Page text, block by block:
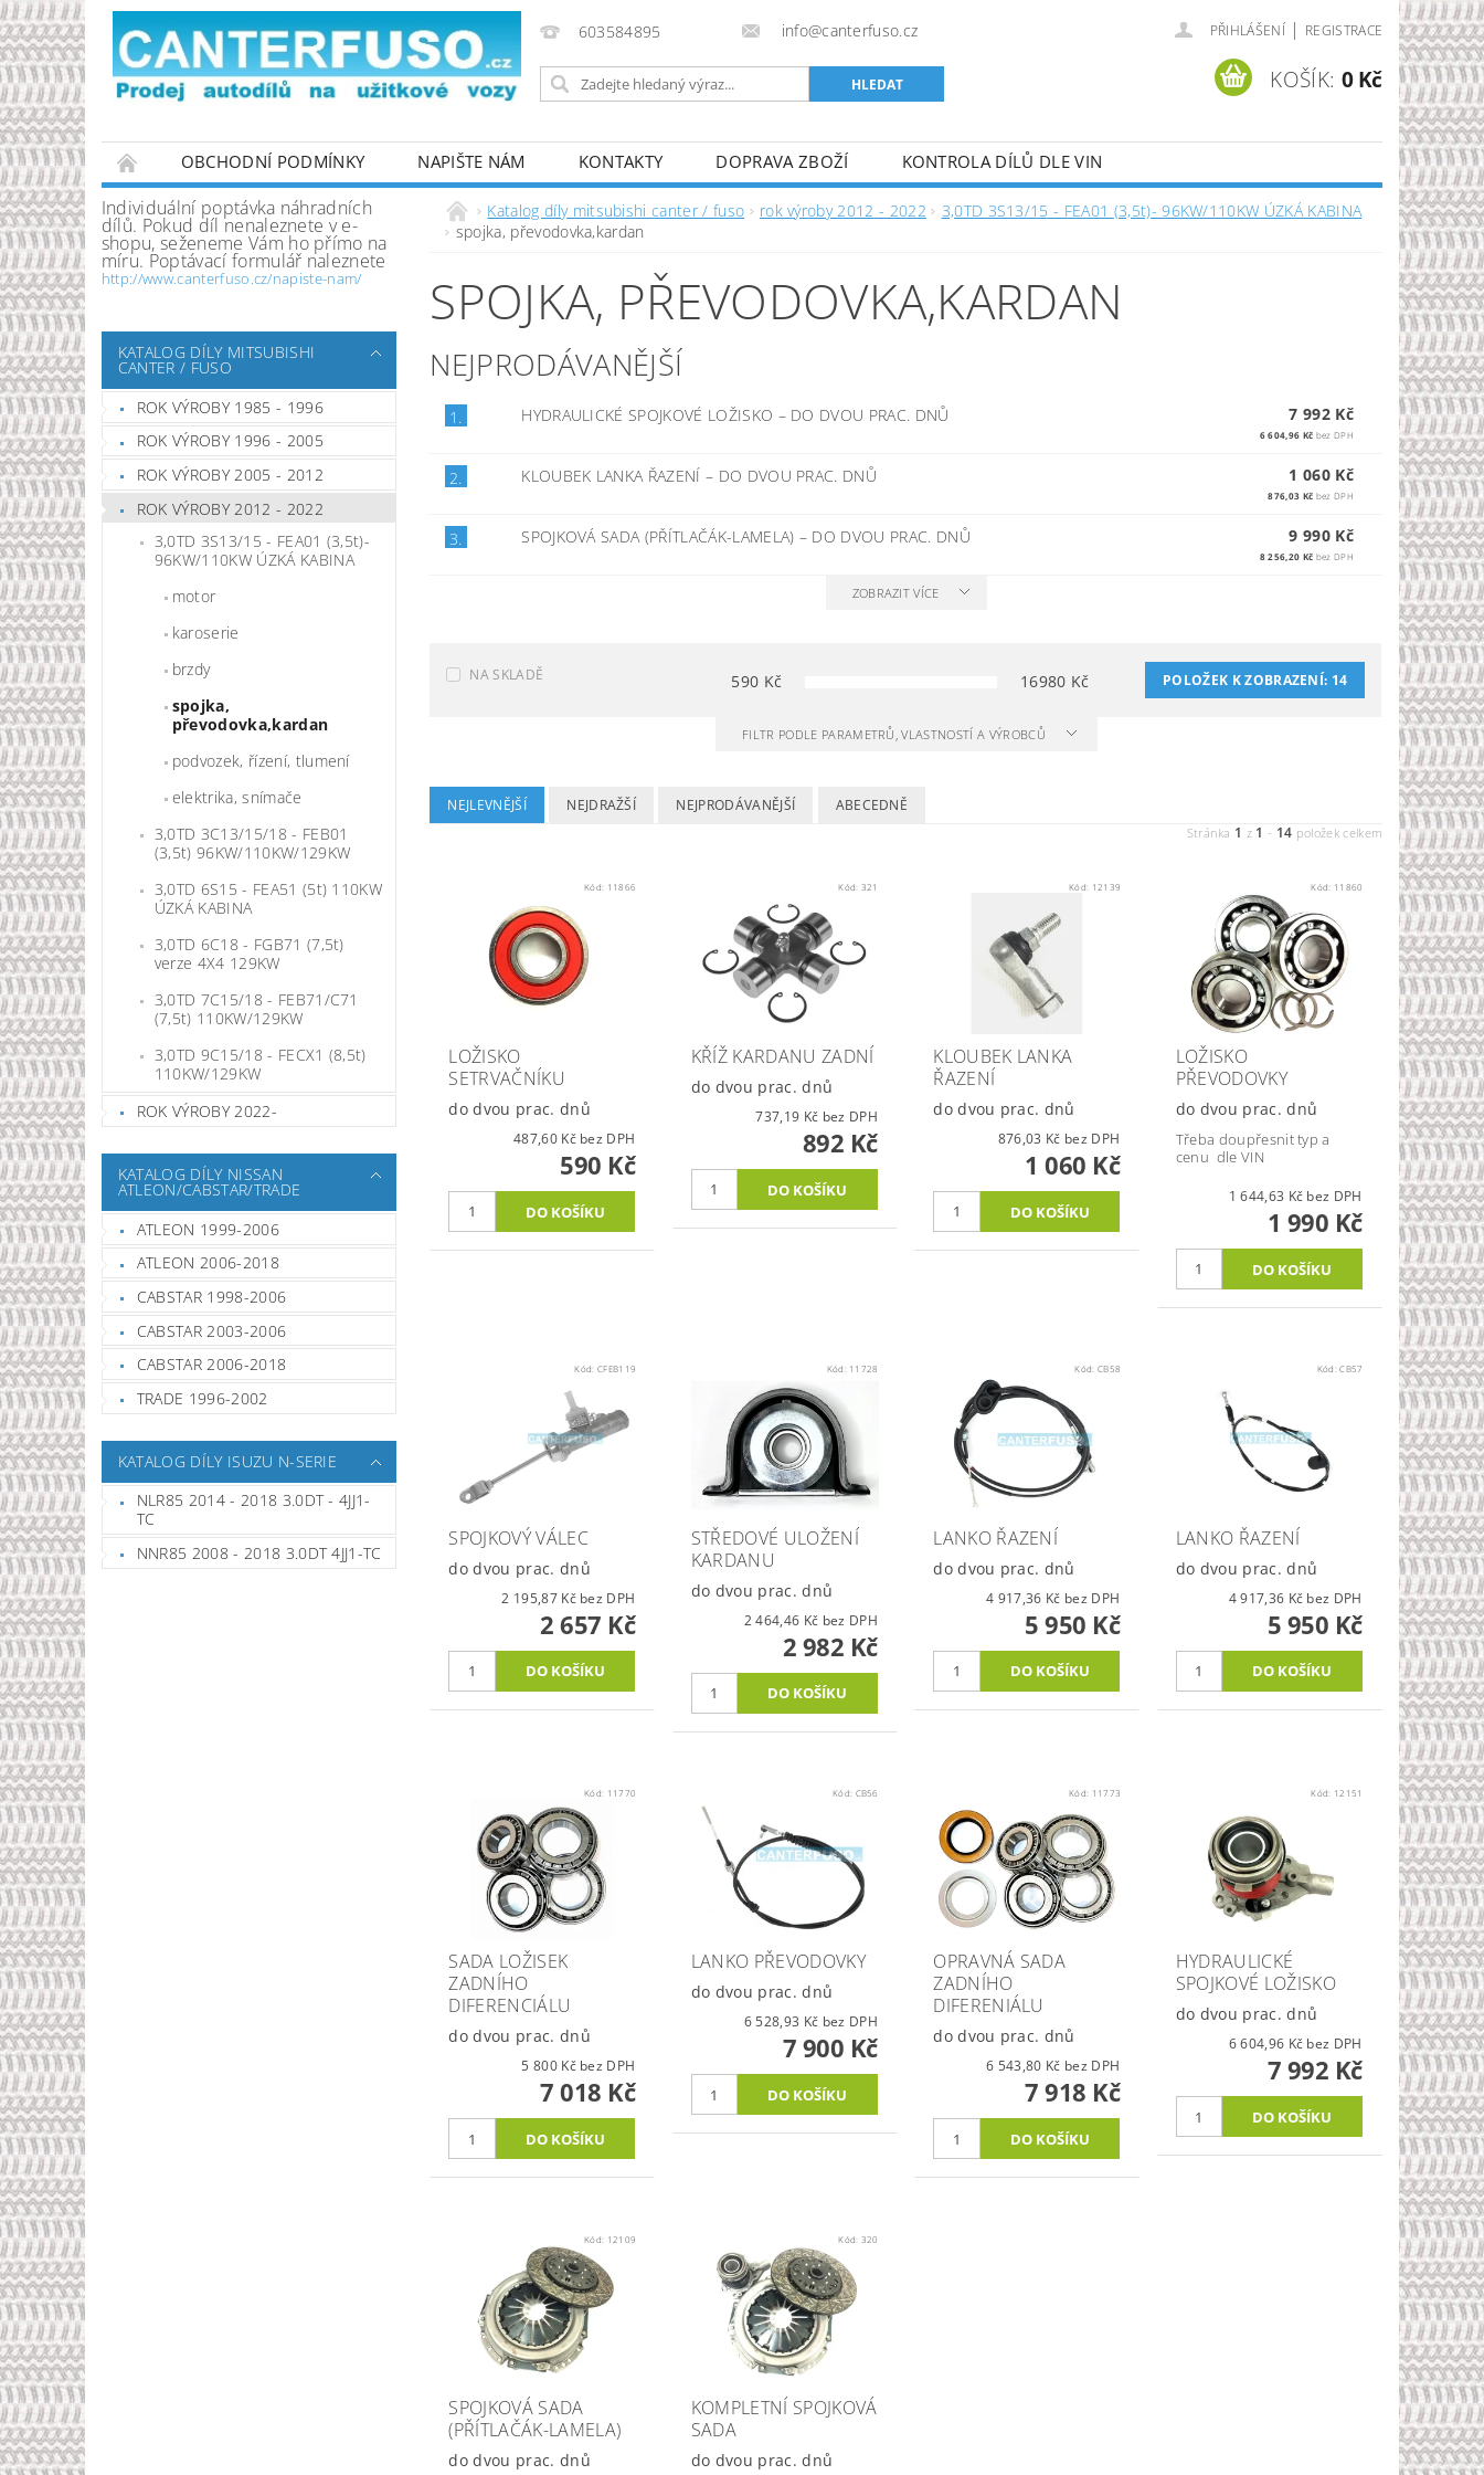
603584895 info@canterfuso.cz PŘIHLÁŠENÍ | REGISTRACE
KOŠÍK: 0 Kč
OBCHODNÍ PODMÍNKY NAPIŠTE NÁM KONTAKTY DOPRAVA ZBOŽÍ
KONTROLA DÍLŮ DLE VIN
PODMÍNKY OCHRANY OSOBNÍCH ÚDAJŮ
Individuální poptávka náhradních
dílů. Pokud díl nenaleznete v e-
shopu, seženeme Vám ho přímo na
míru. Poptávací formulář naleznete
http://www.canterfuso.cz/napiste-nam/
KATALOG DÍLY MITSUBISHI
CANTER / FUSO
ROK VÝROBY 1985 - 1996
ROK VÝROBY 1996 - 2005
ROK VÝROBY 2005 - 2012
ROK VÝROBY 2012 - 2022
3,0TD 3S13/15 - FEA01 (3,5t)-
96KW/110KW ÚZKÁ KABINA
motor
karoserie
brzdy
spojka,
převodovka,kardan
podvozek, řízení, tlumení
elektrika, snímače
3,0TD 3C13/15/18 - FEB01
(3,5t) 96KW/110KW/129KW
3,0TD 6S15 - FEA51 (5t) 110KW
ÚZKÁ KABINA
3,0TD 6C18 - FGB71 (7,5t)
verze 4X4 129KW
3,0TD 7C15/18 - FEB71/C71
(7,5t) 110KW/129KW
3,0TD 9C15/18 - FECX1 (8,5t)
110KW/129KW
ROK VÝROBY 2022-
KATALOG DÍLY NISSAN
ATLEON/CABSTAR/TRADE
ATLEON 1999-2006
ATLEON 2006-2018
CABSTAR 1998-2006
CABSTAR 2003-2006
CABSTAR 2006-2018
TRADE 1996-2002
KATALOG DÍLY ISUZU N-SERIE
NLR85 2014 - 2018 3.0DT - 4JJ1-
TC
NNR85 2008 - 2018 3.0DT 4JJ1-TC
Katalog díly mitsubishi canter / fuso rok výroby 2012 - 2022
3,0TD 3S13/15 - FEA01 (3,5t)- 96KW/110KW ÚZKÁ KABINA
spojka, převodovka,kardan
SPOJKA, PŘEVODOVKA,KARDAN
NEJPRODÁVANĚJŠÍ
1. HYDRAULICKÉ SPOJKOVÉ LOŽISKO – DO DVOU PRAC. DNŮ 7 992 Kč
6 604,96 Kč bez DPH
2. KLOUBEK LANKA ŘAZENÍ – DO DVOU PRAC. DNŮ 1 060 Kč
876,03 Kč bez DPH
3. SPOJKOVÁ SADA (PŘÍTLAČÁK-LAMELA) – DO DVOU PRAC. DNŮ 9 990 Kč
8 256,20 Kč bez DPH
ZOBRAZIT VÍCE
NA SKLADĚ 590 Kč 16980 Kč POLOŽEK K ZOBRAZENÍ: 14
FILTR PODLE PARAMETRŮ, VLASTNOSTÍ A VÝROBCŮ
NEJLEVNĚJŠÍ NEJDRAŽŠÍ NEJPRODÁVANĚJŠÍ ABECEDNĚ
Stránka 1 z 1 - 14 položek celkem
Kód: 11866
LOŽISKO
SETRVAČNÍKU
do dvou prac. dnů
487,60 Kč bez DPH
590 Kč
Kód: 321
KŘÍŽ KARDANU ZADNÍ
do dvou prac. dnů
737,19 Kč bez DPH
892 Kč
Kód: 12139
KLOUBEK LANKA
ŘAZENÍ
do dvou prac. dnů
876,03 Kč bez DPH
1 060 Kč
Kód: 11860
LOŽISKO
PŘEVODOVKY
do dvou prac. dnů
Třeba doupřesnit typ a
cenu dle VIN
1 644,63 Kč bez DPH
1 990 Kč
Kód:CFEB119
SPOJKOVÝ VÁLEC
do dvou prac. dnů
2 195,87 Kč bez DPH
2 657 Kč
Kód: 11728
STŘEDOVÉ ULOŽENÍ
KARDANU
do dvou prac. dnů
2 464,46 Kč bez DPH
2 982 Kč
Kód: CB58
LANKO ŘAZENÍ
do dvou prac. dnů
4 917,36 Kč bez DPH
5 950 Kč
Kód:CB57
LANKO ŘAZENÍ
do dvou prac. dnů
4 917,36 Kč bez DPH
5 950 Kč
Kód: 11770
SADA LOŽISEK
ZADNÍHO
DIFERENCIÁLU
do dvou prac. dnů
5 800 Kč bez DPH
7 018 Kč
Kód: CB56
LANKO PŘEVODOVKY
do dvou prac. dnů
6 528,93 Kč bez DPH
7 900 Kč
Kód: 11773
OPRAVNÁ SADA
ZADNÍHO
DIFERENIÁLU
do dvou prac. dnů
6 543,80 Kč bez DPH
7 918 Kč
Kód: 12151
HYDRAULICKÉ
SPOJKOVÉ LOŽISKO
do dvou prac. dnů
6 604,96 Kč bez DPH
7 992 Kč
Kód: 12109
SPOJKOVÁ SADA
(PŘÍTLAČÁK-LAMELA)
do dvou prac. dnů
Kód: 320
KOMPLETNÍ SPOJKOVÁ
SADA
do dvou prac. dnů